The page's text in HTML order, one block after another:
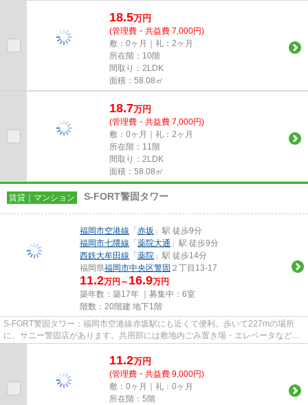
18.5万円
(管理費・共益費 7,000円)
敷：0ヶ月｜礼：2ヶ月
所在階：10階
間取り：2LDK
面積：58.08㎡
18.7万円
(管理費・共益費 7,000円)
敷：0ヶ月｜礼：2ヶ月
所在階：11階
間取り：2LDK
面積：58.08㎡
賃貸｜マンション S-FORT警固タワー
福岡市空港線 「赤坂 」駅 徒歩9分
福岡市七隈線 「薬院大通 」駅 徒歩9分
西鉄大牟田線 「薬院 」駅 徒歩14分
福岡県福岡市中央区警固 ２丁目13-17
11.2万円～ 16.9万円
築年数：築17年 ｜募集中： 6室
階数：20階建 地下1階
S-FORT警固タワー：福岡市空港線赤坂駅にも近くて便利。歩いて227mの場所
に、サニー警固店があります。共用部には敷地内ごみ置き場・エレベータなどが
揃っております。駅から徒歩9分の...
11.2万円
(管理費・共益費 9,000円)
敷：0ヶ月｜礼：0ヶ月
所在階：5階